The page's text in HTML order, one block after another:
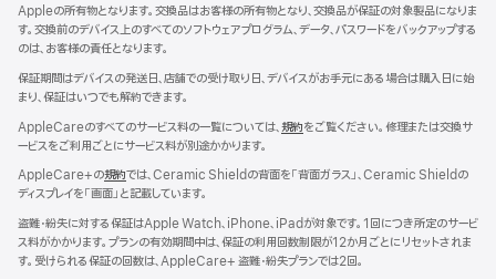
で
開
き
ま
す）
Appleの所有物となります。交換品はお客様の所有物となり、交換品が保証の対象製品になりま
す。交換前のデバイス上のすべてのソフトウェアプログラム、データ、パスワードをバックアップする
のは、お客様の責任となります。
保証期間はデバイスの発送日、店舗での受け取り日、デバイスがお手元にある場合は購入日に始
まり、保証はいつでも解約できます。
AppleCareのすべてのサービス料の一覧については、 規約（新
イ
ド
ウ
で
をご覧ください。修理または交換サ
ービスをご利用ごとにサービス料が別途かかります。
AppleCare+の規約（新
規
イ
ン
ド
では、Ceramic Shieldの背面を「背面ガラス」、Ceramic Shieldの
ディスプレイを「画面」と記載しています。
盗難・紛失に対する保証はApple Watch、iPhone、iPadが対象です。1回につき所定のサービ
ス料がかかります。プランの有効期間中は、保証の利用回数制限が12か月ごとにリセットされま
す。受けられる保証の回数は、AppleCare+ 盗難・紛失プランでは2回。